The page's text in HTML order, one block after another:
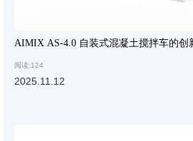
AIMIX AS-4.0 自装式混凝土搅拌车的创
阅读:124
2025.11.12